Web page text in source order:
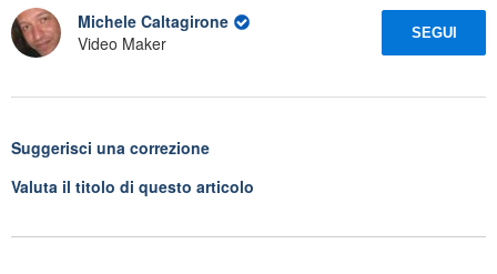
Michele Caltagirone
Video Maker
SEGUI
Suggerisci una correzione
Valuta il titolo di questo articolo